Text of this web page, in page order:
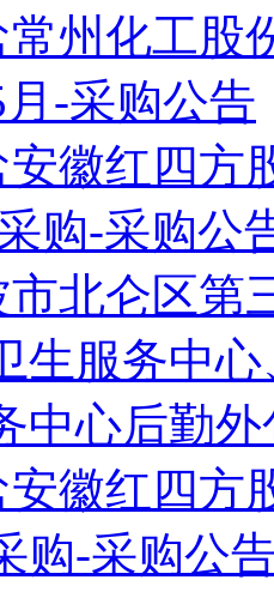
常州化工股
-采购公告
安徽红四方
购-采购公
市北仑区第
生服务中
中心后勤
安徽红四方
购-采购公